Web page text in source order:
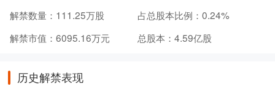
解禁数量： 111.25万股 占总股本比例： 0.24%
解禁市值： 6095.16万元 总股本： 4.59亿股
历史解禁表现